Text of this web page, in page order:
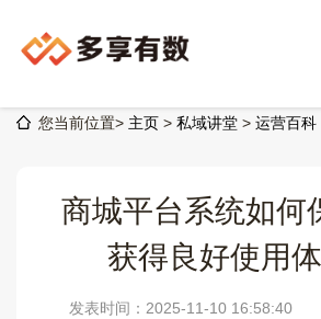
您当前位置> 主页 > 私域讲堂 > 运营百科
商城平台系统如何
获得良好使用
发表时间：2025-11-10 16:58:40